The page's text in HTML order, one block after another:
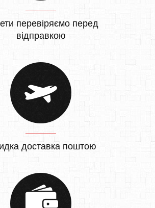
перевіряємо перед
відправкою
доставка поштою